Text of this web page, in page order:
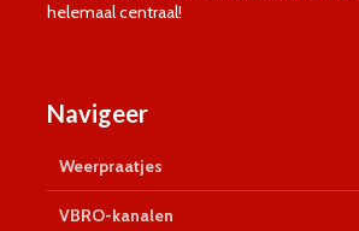
helemaal centraal!
Navigeer
Weerpraatjes
VBRO-kanalen